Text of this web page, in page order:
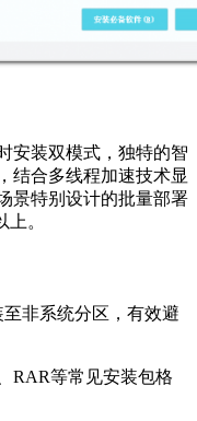
安装双模式，独特的智
结合多线程加速技术显
景特别设计的批量部署
。
非系统分区，有效避
RAR等常见安装包格